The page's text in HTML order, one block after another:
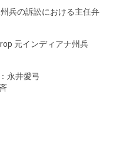
兵の訴訟における主任弁
元インディアナ州兵
永井愛弓